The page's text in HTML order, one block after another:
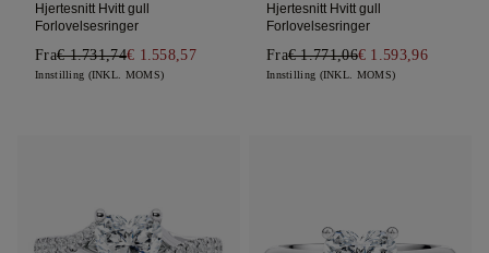
Hjertesnitt Hvitt gull
Forlovelsesringer
Fra€ 1.731,74€ 1.558,57
Innstilling (INKL. MOMS)
Hjertesnitt Hvitt gull
Forlovelsesringer
Fra€ 1.771,06€ 1.593,96
Innstilling (INKL. MOMS)